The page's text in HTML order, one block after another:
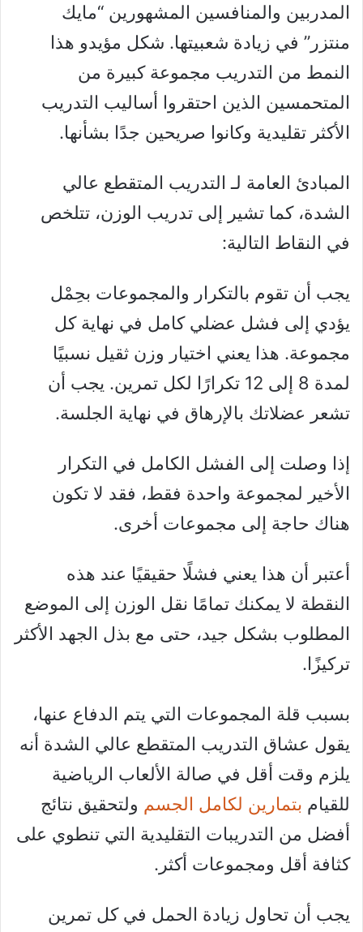
المدربين والمنافسين المشهورين “مايك
منتزر” في زيادة شعبيتها. شكل مؤيدو هذا
النمط من التدريب مجموعة كبيرة من
المتحمسين الذين احتقروا أساليب التدريب
الأكثر تقليدية وكانوا صريحين جدًا بشأنها.
المبادئ العامة لـ التدريب المتقطع عالي
الشدة، كما تشير إلى تدريب الوزن، تتلخص
في النقاط التالية:
يجب أن تقوم بالتكرار والمجموعات بحِمْل
يؤدي إلى فشل عضلي كامل في نهاية كل
مجموعة. هذا يعني اختيار وزن ثقيل نسبيًا
لمدة 8 إلى 12 تكرارًا لكل تمرين. يجب أن
تشعر عضلاتك بالإرهاق في نهاية الجلسة.
إذا وصلت إلى الفشل الكامل في التكرار
الأخير لمجموعة واحدة فقط، فقد لا تكون
هناك حاجة إلى مجموعات أخرى.
أعتبر أن هذا يعني فشلًا حقيقيًا عند هذه
النقطة لا يمكنك تمامًا نقل الوزن إلى الموضع
المطلوب بشكل جيد، حتى مع بذل الجهد الأكثر
تركيزًا.
بسبب قلة المجموعات التي يتم الدفاع عنها،
يقول عشاق التدريب المتقطع عالي الشدة أنه
يلزم وقت أقل في صالة الألعاب الرياضية
للقيام بتمارين لكامل الجسم ولتحقيق نتائج
أفضل من التدريبات التقليدية التي تنطوي على
كثافة أقل ومجموعات أكثر.
يجب أن تحاول زيادة الحمل في كل تمرين